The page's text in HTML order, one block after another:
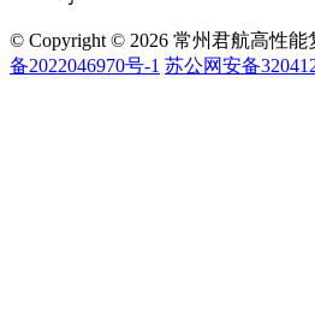
© Copyright © 2026 常州君航高性能
备2022046970号-1 苏公网安备